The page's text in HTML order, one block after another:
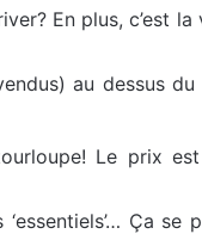
En plus, c’est
au dessus du
Le prix
Ça